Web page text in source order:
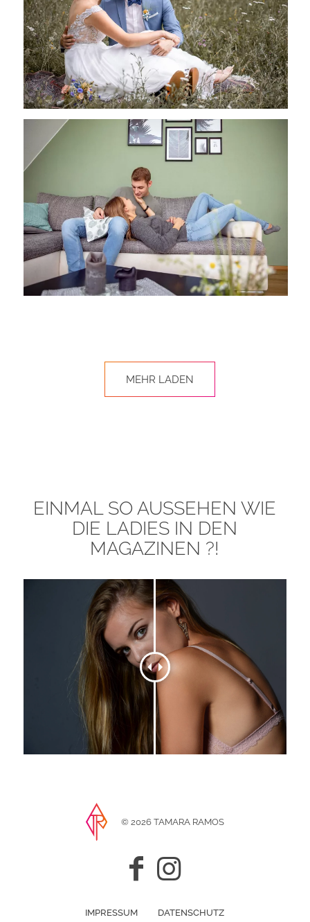
MEHR LADEN
EINMAL SO AUSSEHEN WIE
DIE LADIES IN DEN
MAGAZINEN ?!
© 2026 TAMARA RAMOS
IMPRESSUM DATENSCHUTZ